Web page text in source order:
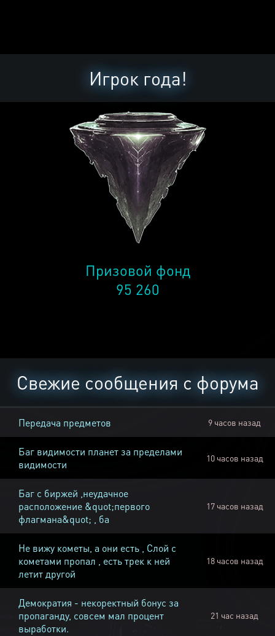
Игрок года!
Призовой фонд
95 260
Свежие сообщения с форума
Передача предметов 9 часов назад
Баг видимости планет за пределами
видимости
10 часов назад
Баг с биржей ,неудачное
расположение &quot;первого
флагмана&quot; , ба
17 часов назад
Не вижу кометы, а они есть , Слой с
кометами пропал , есть трек к ней
летит другой
18 часов назад
Демократия - некоректный бонус за
пропаганду, совсем мал процент
выработки.
21 час назад